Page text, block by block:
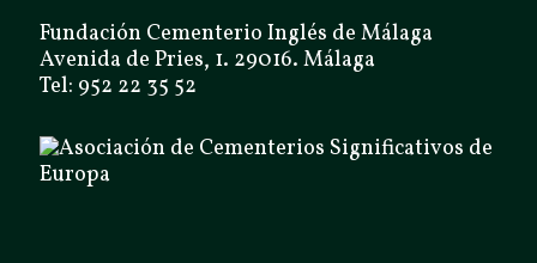
Fundación Cementerio Inglés de Málaga
Avenida de Pries, 1. 29016. Málaga
Tel: 952 22 35 52